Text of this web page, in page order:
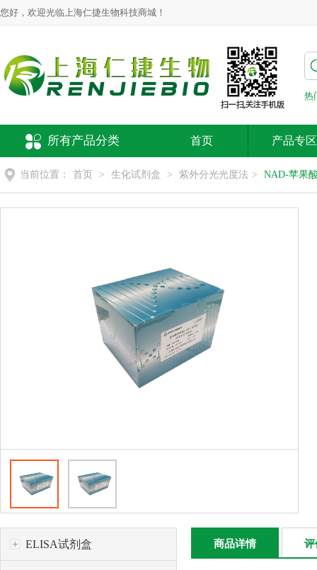
您好，欢迎光临上海仁捷生物科技商城！
热
所有产品分类 首页 产品专区
当前位置： 首页 > 生化试剂盒 > 紫外分光光度法 > NAD-苹果
ELISA试剂盒 商品详情 评